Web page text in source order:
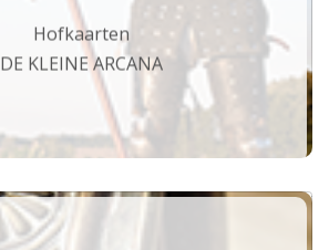
Hofkaarten
DE KLEINE ARCANA